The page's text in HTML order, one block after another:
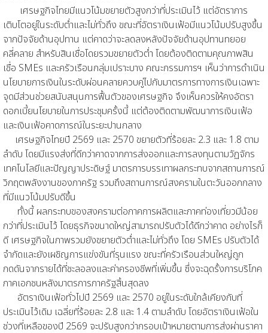
เศรษฐกิจไทยมีแนวโน้มขยายตัวสูงกว่าที่ประเมินไว้ แต่อัตราการ
เติบโตอยู่ในระดับต่ำและไม่ทั่วถึง ขณะที่อัตราเงินเฟ้อมีแนวโน้มปรับสูงขึ้น
จากปัจจัยด้านอุปทาน แต่คาดว่าจะลดลงหลังปัจจัยด้านอุปทานทยอย
คลี่คลาย สำหรับสินเชื่อโดยรวมขยายตัวต่ำ โดยต้องติดตามคุณภาพสิน
เชื่อ SMEs และครัวเรือนกลุ่มเปราะบาง คณะกรรมการฯ เห็นว่าการดำเนิน
นโยบายการเงินในระดับผ่อนคลายควบคู่ไปกับมาตรการทางการเงินเฉพาะ
จุดมีส่วนช่วยสนับสนุนการฟื้นตัวของเศรษฐกิจ จึงเห็นควรให้คงอัตรา
ดอกเบี้ยนโยบายในการประชุมครั้งนี้ แต่ต้องติดตามพัฒนาการเงินเฟ้อ
และเงินเฟ้อคาดการณ์ในระยะปานกลาง
เศรษฐกิจไทยปี 2569 และ 2570 ขยายตัวที่ร้อยละ 2.3 และ 1.8 ตาม
ลำดับ โดยมีแรงส่งที่ดีกว่าคาดจากการส่งออกและการลงทุนตามวัฏจักร
เทคโนโลยีและปัญญาประดิษฐ์ มาตรการบรรเทาผลกระทบจากสถานการณ์
วิกฤตพลังงานของภาครัฐ รวมถึงสถานการณ์สงครามในตะวันออกกลาง
ที่มีแนวโน้มปรับดีขึ้น
ทั้งนี้ ผลกระทบของสงครามต่อภาคการผลิตและภาคท่องเที่ยวมีน้อย
กว่าที่ประเมินไว้ โดยธุรกิจขนาดใหญ่สามารถปรับตัวได้ดีกว่าคาด อย่างไรก็
ดี เศรษฐกิจในภาพรวมยังขยายตัวต่ำและไม่ทั่วถึง โดย SMEs ปรับตัวได้
จำกัดและยังเผชิญการแข่งขันที่รุนแรง ขณะที่ครัวเรือนส่วนใหญ่ถูก
กดดันจากรายได้ที่ชะลอลงและค่าครองชีพที่เพิ่มขึ้น ซึ่งจะฉุดรั้งการบริโภค
ภาคเอกชนหลังมาตรการภาครัฐสิ้นสุดลง
อัตราเงินเฟ้อทั่วไปปี 2569 และ 2570 อยู่ในระดับใกล้เคียงกับที่
ประเมินไว้เดิม เฉลี่ยที่ร้อยละ 2.8 และ 1.4 ตามลำดับ โดยอัตราเงินเฟ้อใน
ช่วงที่เหลือของปี 2569 จะปรับสูงกว่ากรอบเป้าหมายตามการส่งผ่านราคา